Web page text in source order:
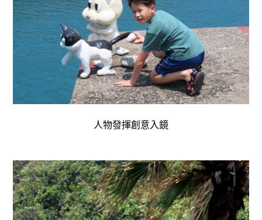
人物發揮創意入鏡